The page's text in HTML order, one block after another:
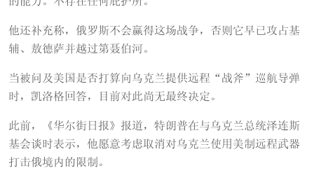
他还补充称，俄罗斯不会赢得这场战争，否则它早已攻占基
辅、敖德萨并越过第聂伯河。
当被问及美国是否打算向乌克兰提供远程“战斧”巡航导弹
时，凯洛格回答，目前对此尚无最终决定。
此前，《华尔街日报》报道，特朗普在与乌克兰总统泽连斯
基会谈时表示，他愿意考虑取消对乌克兰使用美制远程武器
打击俄境内的限制。